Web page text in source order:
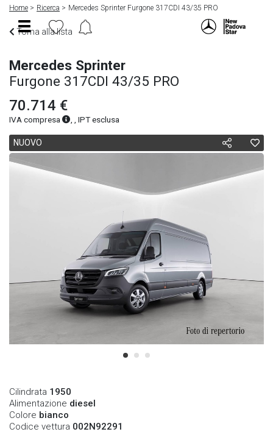
Home Ricerca Mercedes Sprinter Furgone 317CDI 43/35 PRO
Torna alla lista
Mercedes Sprinter
Furgone 317CDI 43/35 PRO
70.714 €
IVA compresa , , IPT esclusa
NUOVO
Cilindrata 1950
Alimentazione diesel
Colore bianco
Codice vettura 002N92291